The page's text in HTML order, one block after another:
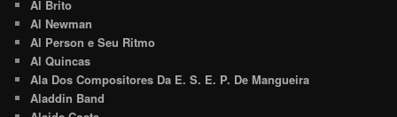
Al Brito
Al Newman
Al Person e Seu Ritmo
Al Quincas
Ala Dos Compositores Da E. S. E. P. De Mangueira
Aladdin Band